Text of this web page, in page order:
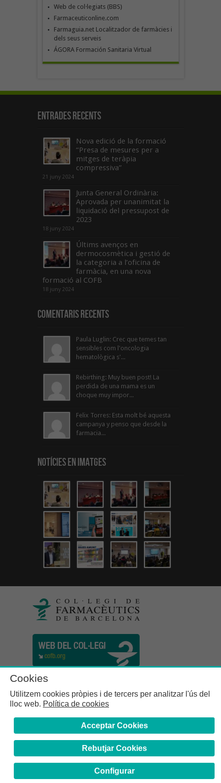
Web de col·legiats (BBS)
Farmaceuticonline.com
Farmaguia.net Localitzador de farmàcies i
dels seus serveis
ÁGORA Formación Sanitaria Virtual
Entrades recents
Nova edició de la formació
“Presa de mesures per a
mitges de teràpia
compressiva”
21 juny 2024
Junta General Ordinària:
Aprovada per unanimitat la
liquidació del pressupost de
2023
18 juny 2024
Últims avenços en
dermocosmètica i gestió de
la categoria a l’oficina de
farmàcia, en una nova
formació al COFB
18 juny 2024
Comentaris Recents
Paula Luglin: Crec que temes tan
sensibles com l'oncologia
hematològica s'...
Rebirthing: Muy buen post! La
perdida de una mama es un
choque muy impor...
Felix Torres: Esta molt bé aquesta
campanya y penso que desde la
farmacia...
Notícies en Imatges
Cookies
Utilitzem cookies pròpies i de tercers per analitzar l'ús del
lloc web. Política de cookies
Acceptar Cookies
Rebutjar Cookies
Configurar